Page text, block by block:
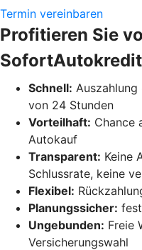
Termin vereinbaren
Profitieren Sie
SofortAutokredit
Schnell:
von 24 Stunden
Vorteilhaft: Chance
Autokauf
Transparent: Keine
Schlussrate, keine
Flexibel:
Planungssicher:
Ungebunden: Freie
Versicherungswahl